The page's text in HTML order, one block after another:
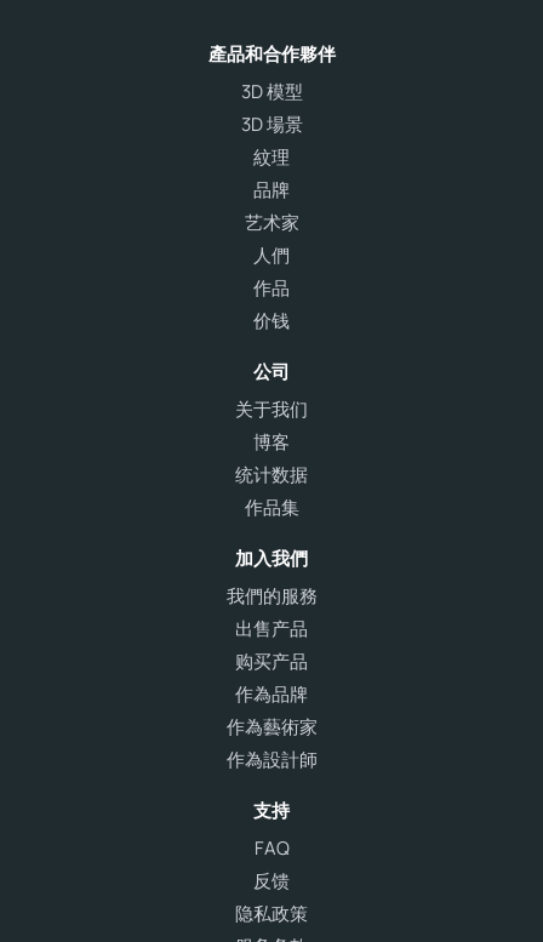
產品和合作夥伴
3D 模型
3D 場景
紋理
品牌
艺术家
人們
作品
价钱
公司
关于我们
博客
统计数据
作品集
加入我們
我們的服務
出售产品
购买产品
作為品牌
作為藝術家
作為設計師
支持
FAQ
反馈
隐私政策